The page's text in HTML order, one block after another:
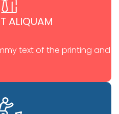
ALIQUAM
text of the printing and